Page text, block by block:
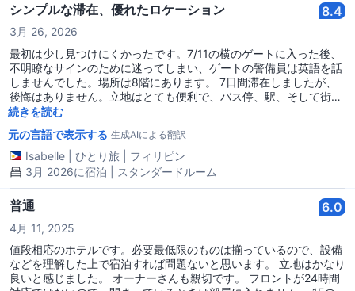
シンプルな滞在、優れたロケーション 8.4
3月 26, 2026
最初は少し見つけにくかったです。7/11の横のゲートに入った後、
不明瞭なサインのために迷ってしまい、ゲートの警備員は英語を話
しませんでした。場所は8階にあります。 7日間滞在しましたが、
後悔はありません。立地はとても便利で、バス停、駅、そして街の
市場に近いです。部屋は小さいですが、同時に2つのスーツケース
交換もしてくれました。 休息とシャワーを浴びるための場所が必要
なだけなら、良い選択肢です。
続きを読む
元の言語で表示する 生成AIによる翻訳
Isabelle ひとり旅
フィリピン
3月 2026に宿泊 | スタンダードルーム
普通 6.0
4月 11, 2025
値段相応のホテルです。必要最低限のものは揃っているので、設備
などを理解した上で宿泊すれば問題ないと思います。 立地はかなり
良いと感じました。 オーナーさんも親切です。 フロントが24時間